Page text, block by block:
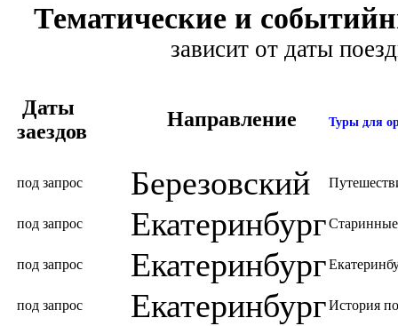
Тематические и
зависит от даты
Даты
заездов
Направление Туры для
под запрос Березовский
под запрос ЕкатеринбургСтаринные
под запрос Екатеринбург
под запрос ЕкатеринбургИстория